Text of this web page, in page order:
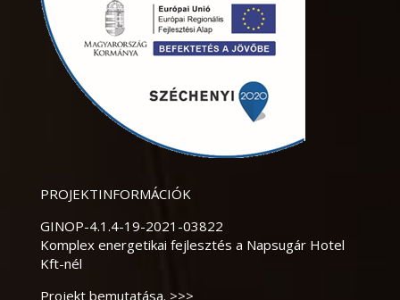
PROJEKTINFORMÁCIÓK
GINOP-4.1.4-19-2021-03822
Komplex energetikai fejlesztés a Napsugár Hotel
Kft-nél
Projekt bemutatása. >>>